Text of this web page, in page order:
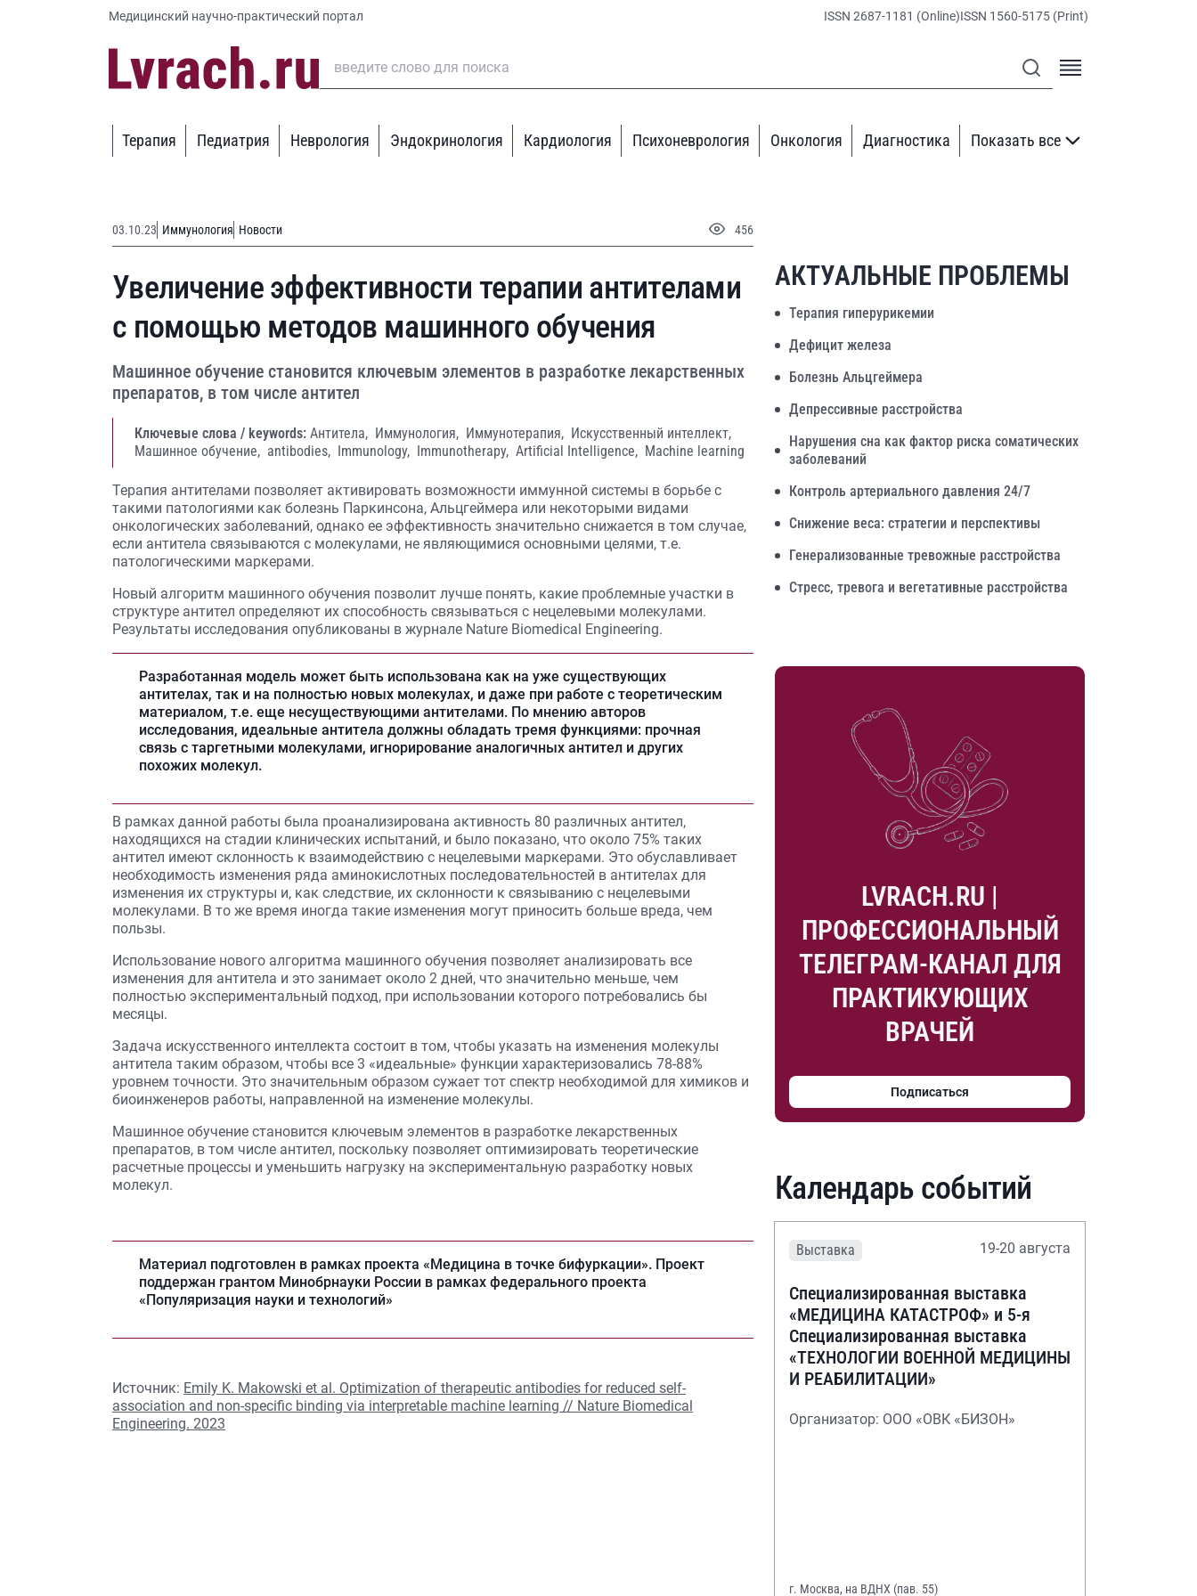
Медицинский научно-практический портал ISSN 2687-1181 (Online)ISSN 1560-5175 (Print)
Терапия Педиатрия Неврология Эндокринология Кардиология Психоневрология Онкология Диагностика Показать все
03.10.23 Иммунология Новости 456
Увеличение эффективности терапии антителами
с помощью методов машинного обучения
Машинное обучение становится ключевым элементов в разработке лекарственных
препаратов, в том числе антител
Ключевые слова / keywords: Антитела, Иммунология, Иммунотерапия, Искусственный интеллект,
Машинное обучение, antibodies, Immunology, Immunotherapy, Artificial Intelligence, Machine learning
Терапия антителами позволяет активировать возможности иммунной системы в борьбе с
такими патологиями как болезнь Паркинсона, Альцгеймера или некоторыми видами
онкологических заболеваний, однако ее эффективность значительно снижается в том случае,
если антитела связываются с молекулами, не являющимися основными целями, т.е.
патологическими маркерами.
Новый алгоритм машинного обучения позволит лучше понять, какие проблемные участки в
структуре антител определяют их способность связываться с нецелевыми молекулами.
Результаты исследования опубликованы в журнале Nature Biomedical Engineering.
Разработанная модель может быть использована как на уже существующих
антителах, так и на полностью новых молекулах, и даже при работе с теоретическим
материалом, т.е. еще несуществующими антителами. По мнению авторов
исследования, идеальные антитела должны обладать тремя функциями: прочная
связь с таргетными молекулами, игнорирование аналогичных антител и других
похожих молекул.
В рамках данной работы была проанализирована активность 80 различных антител,
находящихся на стадии клинических испытаний, и было показано, что около 75% таких
антител имеют склонность к взаимодействию с нецелевыми маркерами. Это обуславливает
необходимость изменения ряда аминокислотных последовательностей в антителах для
изменения их структуры и, как следствие, их склонности к связыванию с нецелевыми
молекулами. В то же время иногда такие изменения могут приносить больше вреда, чем
пользы.
Использование нового алгоритма машинного обучения позволяет анализировать все
изменения для антитела и это занимает около 2 дней, что значительно меньше, чем
полностью экспериментальный подход, при использовании которого потребовались бы
месяцы.
Задача искусственного интеллекта состоит в том, чтобы указать на изменения молекулы
антитела таким образом, чтобы все 3 «идеальные» функции характеризовались 78-88%
уровнем точности. Это значительным образом сужает тот спектр необходимой для химиков и
биоинженеров работы, направленной на изменение молекулы.
Машинное обучение становится ключевым элементов в разработке лекарственных
препаратов, в том числе антител, поскольку позволяет оптимизировать теоретические
расчетные процессы и уменьшить нагрузку на экспериментальную разработку новых
молекул.
Материал подготовлен в рамках проекта «Медицина в точке бифуркации». Проект
поддержан грантом Минобрнауки России в рамках федерального проекта
«Популяризация науки и технологий»
Источник: Emily K. Makowski et al. Optimization of therapeutic antibodies for reduced self-
association and non-specific binding via interpretable machine learning // Nature Biomedical
Engineering. 2023
АКТУАЛЬНЫЕ ПРОБЛЕМЫ
Терапия гиперурикемии
Дефицит железа
Болезнь Альцгеймера
Депрессивные расстройства
Нарушения сна как фактор риска соматических
заболеваний
Контроль артериального давления 24/7
Снижение веса: стратегии и перспективы
Генерализованные тревожные расстройства
Стресс, тревога и вегетативные расстройства
LVRACH.RU |
ПРОФЕССИОНАЛЬНЫЙ
ТЕЛЕГРАМ-КАНАЛ ДЛЯ
ПРАКТИКУЮЩИХ
ВРАЧЕЙ
Подписаться
Календарь событий
Выставка 19-20 августа
Специализированная выставка
«МЕДИЦИНА КАТАСТРОФ» и 5-я
Специализированная выставка
«ТЕХНОЛОГИИ ВОЕННОЙ МЕДИЦИНЫ
И РЕАБИЛИТАЦИИ»
Организатор: ООО «ОВК «БИЗОН»
г. Москва, на ВДНХ (пав. 55)